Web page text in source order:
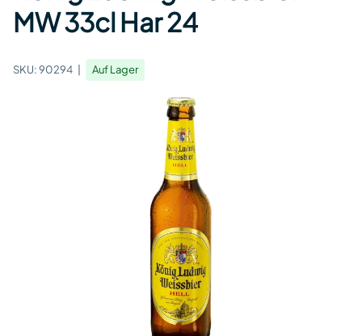
MW 33cl Har 24
SKU:90294 Auf Lager